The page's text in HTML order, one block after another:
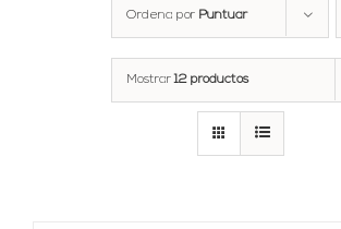
Ordena por Puntuar
Mostrar12 productos